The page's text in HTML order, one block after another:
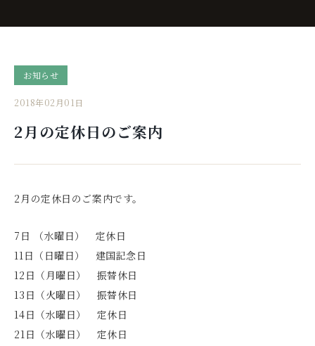
お知らせ
2018年02月01日
2月の定休日のご案内
2月の定休日のご案内です。
7日 （水曜日） 定休日
11日（日曜日） 建国記念日
12日（月曜日） 振替休日
13日（火曜日） 振替休日
14日（水曜日） 定休日
21日（水曜日） 定休日